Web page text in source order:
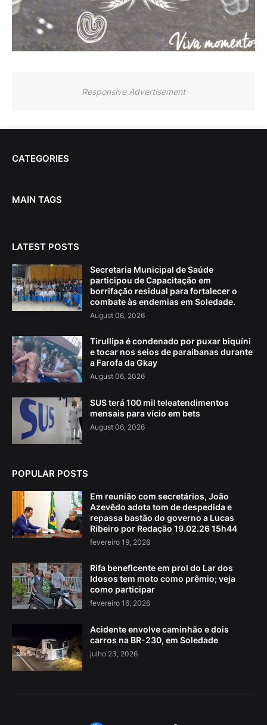
Responsive Advertisement
CATEGORIES
MAIN TAGS
LATEST POSTS
Secretaria Municipal de Saúde
participou de Capacitação em
borrifação residual para fortalecer o
combate às endemias em Soledade.
August 06, 2026
Tirullipa é condenado por puxar biquíni
e tocar nos seios de paraibanas durante
a Farofa da Gkay
August 06, 2026
SUS terá 100 mil teleatendimentos
mensais para vício em bets
August 06, 2026
POPULAR POSTS
Em reunião com secretários, João
Azevêdo adota tom de despedida e
repassa bastão do governo a Lucas
Ribeiro por Redação 19.02.26 15h44
fevereiro 19, 2026
Rifa beneficente em prol do Lar dos
Idosos tem moto como prêmio; veja
como participar
fevereiro 16, 2026
Acidente envolve caminhão e dois
carros na BR-230, em Soledade
julho 23, 2026